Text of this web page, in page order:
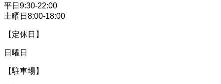
平日9:30-22:00
土曜日8:00-18:00
【定休日】
日曜日
【駐車場】